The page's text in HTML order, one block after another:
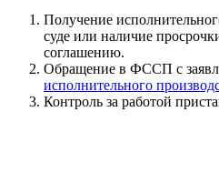
Получение
суде или наличие
соглашению.
Обращение в ФССП с
исполнительного
Контроль за работой